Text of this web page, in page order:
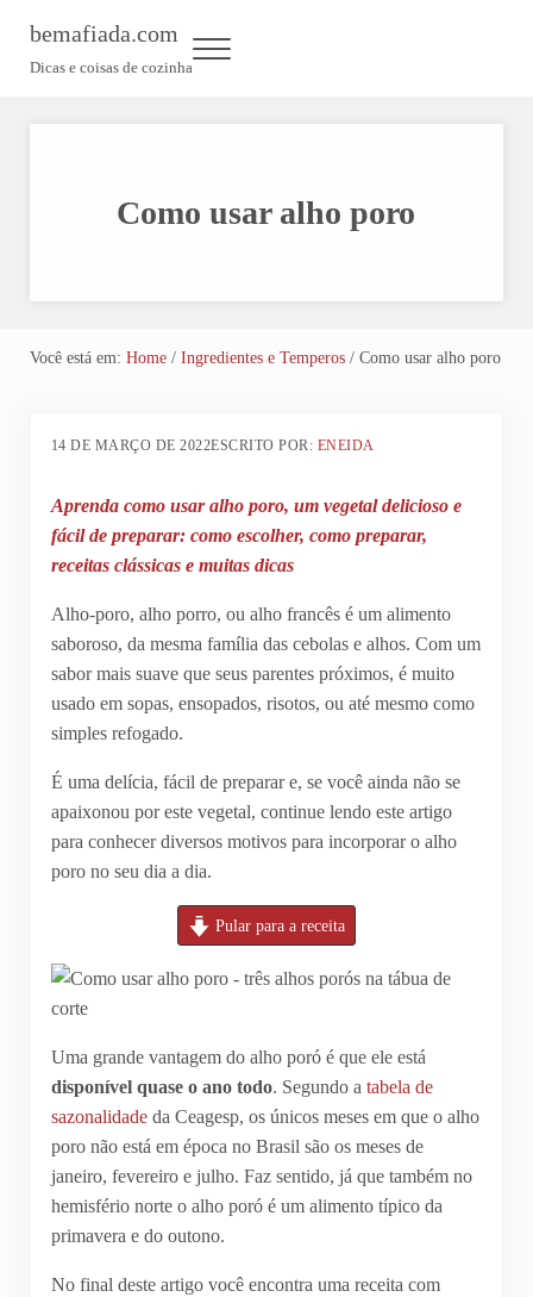
bemafiada.com
Dicas e coisas de cozinha
Menu
Como usar alho poro
Você está em: Home / Ingredientes e Temperos /Como usar alho poro
14 DE MARÇO DE 2022ESCRITO POR: ENEIDA
Aprenda como usar alho poro, um vegetal delicioso e
fácil de preparar: como escolher, como preparar,
receitas clássicas e muitas dicas
Alho-poro, alho porro, ou alho francês é um alimento
saboroso, da mesma família das cebolas e alhos. Com um
sabor mais suave que seus parentes próximos, é muito
usado em sopas, ensopados, risotos, ou até mesmo como
simples refogado.
É uma delícia, fácil de preparar e, se você ainda não se
apaixonou por este vegetal, continue lendo este artigo
para conhecer diversos motivos para incorporar o alho
poro no seu dia a dia.
Pular para a receita
Uma grande vantagem do alho poró é que ele está
disponível quase o ano todo. Segundo a tabela de
sazonalidadeda Ceagesp, os únicos meses em que o alho
poro não está em época no Brasil são os meses de
janeiro, fevereiro e julho. Faz sentido, já que também no
hemisfério norte o alho poró é um alimento típico da
primavera e do outono.
No final deste artigo você encontra uma receita com